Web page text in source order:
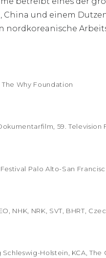
China und einem
nordkoreanische
Why Foundation
59. Television
Palo Alto-San
NHK, NRK, SVT, BHRT,
Holstein, KCA, The